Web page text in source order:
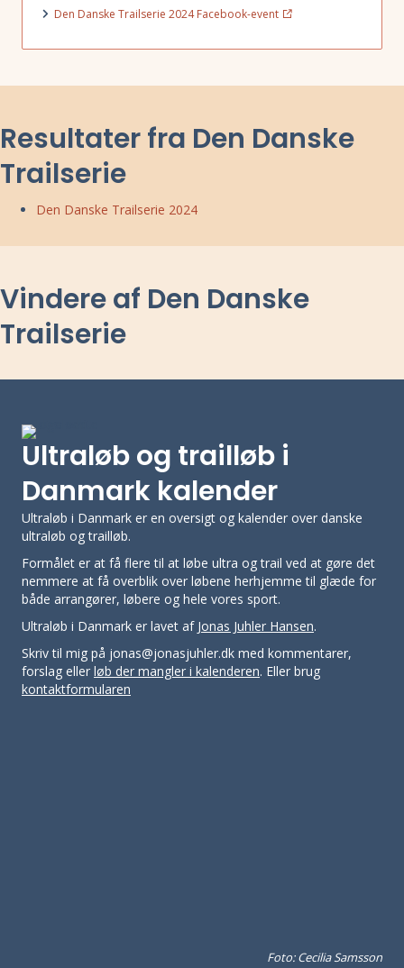
Den Danske Trailserie 2024 Facebook-event
Resultater fra Den Danske
Trailserie
Den Danske Trailserie 2024
Vindere af Den Danske
Trailserie
Ultraløb og trailløb i
Danmark kalender
Ultraløb i Danmark er en oversigt og kalender over danske
ultraløb og trailløb.
Formålet er at få flere til at løbe ultra og trail ved at gøre det
nemmere at få overblik over løbene herhjemme til glæde for
både arrangører, løbere og hele vores sport.
Ultraløb i Danmark er lavet af Jonas Juhler Hansen.
Skriv til mig på jonas@jonasjuhler.dk med kommentarer,
forslag eller løb der mangler i kalenderen. Eller brug
kontaktformularen
Foto: Cecilia Samsson